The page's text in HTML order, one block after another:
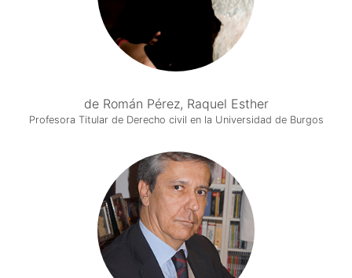
de Román Pérez, Raquel Esther
Profesora Titular de Derecho civil en la Universidad de Burgos